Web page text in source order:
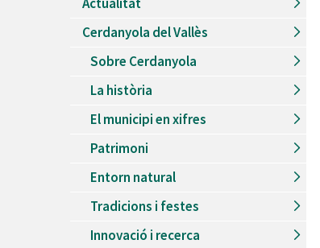
Recursos Humans
Del26/06/2026al30/08/2026
Patis oberts temporada d'estiu
Piscines d'estiu a Cerdanyola
Del01/06/2026al30/09/2026
Refugis climàtics a Cerdanyola
Jocs d'aigua del Parc Cordelles
Del01/07/2024al31/08/2026
Decorem! Conte 'La truita de nabius'
Cerdanyola del Vallès
Sobre Cerdanyola
La història
El municipi en xifres
Patrimoni
Entorn natural
Tradicions i festes
Innovació i recerca